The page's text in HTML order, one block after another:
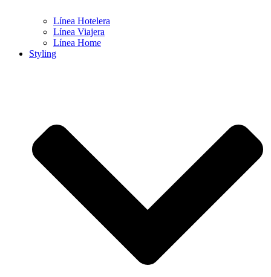
Línea Hotelera
Línea Viajera
Línea Home
Styling